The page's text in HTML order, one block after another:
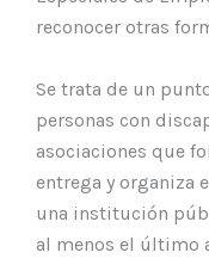
reconocer otras
Se trata de un
personas con
asociaciones que
entrega y organiza
una institución
al menos el último